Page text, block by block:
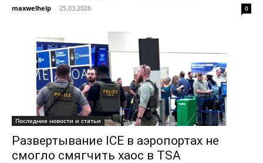
maxwelhelp - 25.03.2026 0
Последние новости и статьи
Развертывание ICE в аэропортах не
смогло смягчить хаос в TSA